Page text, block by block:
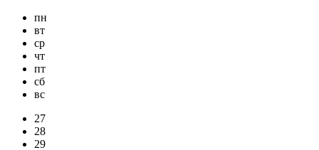
пн
вт
ср
чт
пт
сб
вс
27
28
29